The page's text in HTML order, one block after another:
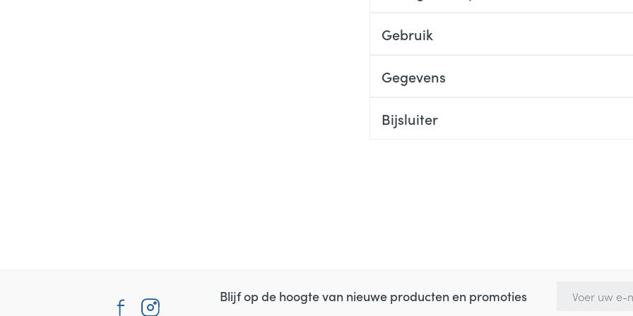
Gebruik
Gegevens
Bijsluiter
Blijf op de hoogte van nieuwe producten en promoties